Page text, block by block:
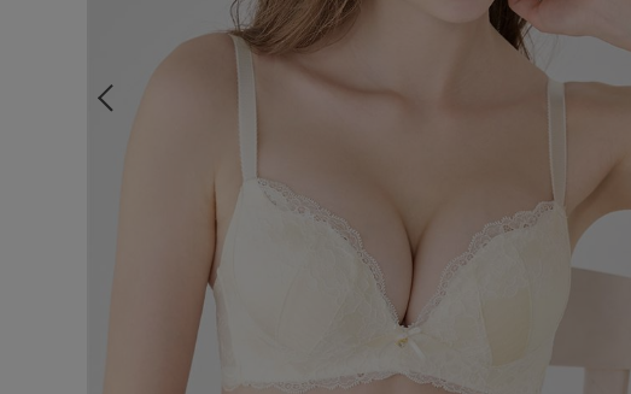
キッズ
ギフトラッピング
サイズからブラを探す